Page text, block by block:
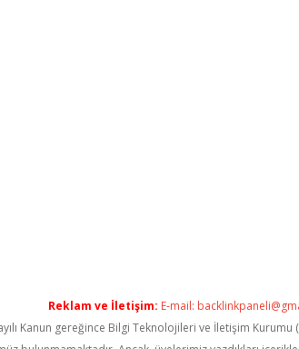
Reklam ve İletişim: E-mail:
Kanun gereğince Bilgi Teknolojileri ve İletişim